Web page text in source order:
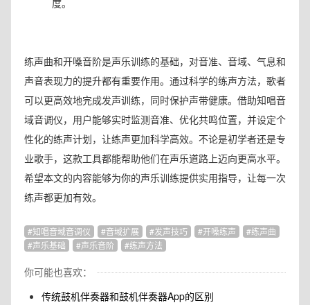
度。
练声曲和开嗓音阶是声乐训练的基础，对音准、音域、气息和
声音表现力的提升都有重要作用。通过科学的练声方法，歌者
可以更高效地完成发声训练，同时保护声带健康。借助知唱音
域音调仪，用户能够实时监测音准、优化共鸣位置，并设定个
性化的练声计划，让练声更加科学高效。不论是初学者还是专
业歌手，这款工具都能帮助他们在声乐道路上迈向更高水平。
希望本文的内容能够为你的声乐训练提供实用指导，让每一次
练声都更加有效。
知唱音域音调仪 音域扩展 发声技巧 开嗓练声
练声曲
声乐基础
声乐音阶 练声方法
你可能也喜欢：
传统鼓机伴奏器和鼓机伴奏器App的区别